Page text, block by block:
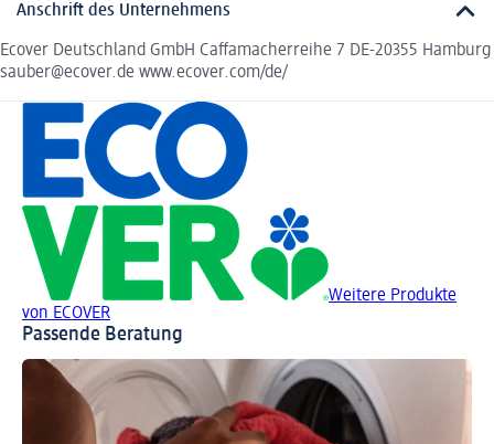
Anschrift des Unternehmens
Ecover Deutschland GmbH Caffamacherreihe 7 DE-20355 Hamburg
sauber@ecover.de www.ecover.com/de/
Weitere Produkte
von ECOVER
Passende Beratung